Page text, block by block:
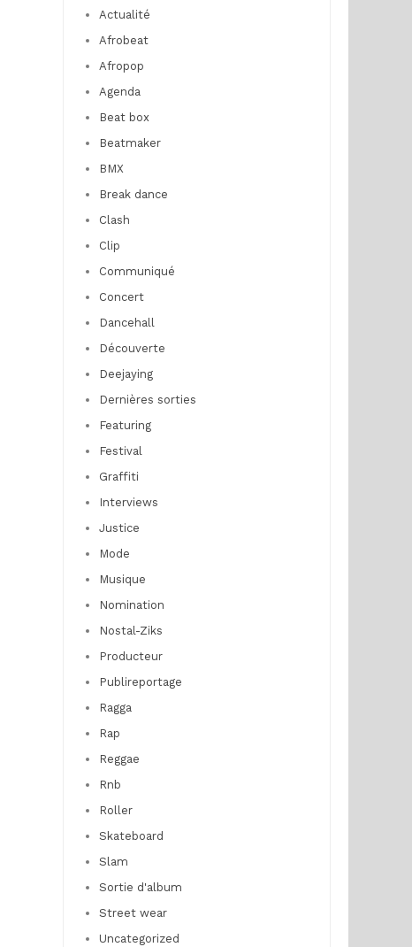
Actualité
Afrobeat
Afropop
Agenda
Beat box
Beatmaker
BMX
Break dance
Clash
Clip
Communiqué
Concert
Dancehall
Découverte
Deejaying
Dernières sorties
Featuring
Festival
Graffiti
Interviews
Justice
Mode
Musique
Nomination
Nostal-Ziks
Producteur
Publireportage
Ragga
Rap
Reggae
Rnb
Roller
Skateboard
Slam
Sortie d'album
Street wear
Uncategorized